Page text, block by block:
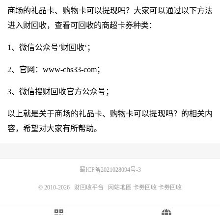
商场的礼品卡、购物卡可以提现吗？大家可以通过以下方法
进入财回收，查看可回收的商超卡券种类：
1、微信公众号’财回收‘；
2、官网： www-chs33-com；
3、微信搜财回收官方公众号；
以上就是关于商场的礼品卡、购物卡可以提现吗？的相关内
容，希望对大家有所帮助。
蜀ICP备2021028094号-3
© 2010-2026 财回收平台 网站地图 卡劵回收 卡劵回收